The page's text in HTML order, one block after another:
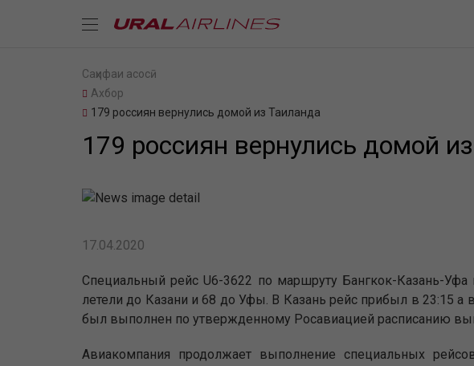
Саҳифаи асосӣ
Ахбор
179 россиян вернулись домой из Таиланда
179 россиян вернулись домой
17.04.2020
Специальный рейс U6-3622 по маршруту Бангкок-Казань-
летели до Казани и 68 до Уфы. В Казань рейс прибыл в 23:15
был выполнен по утвержденному Росавиацией расписанию
Авиакомпания продолжает выполнение специальных